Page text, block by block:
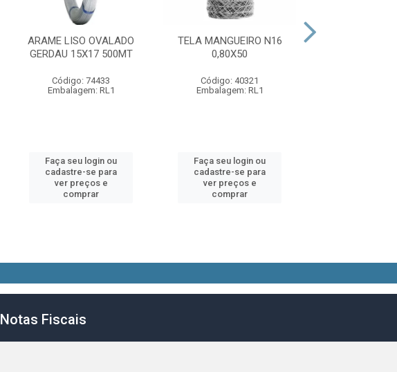
ARAME LISO OVALADO
GERDAU 15X17 500MT
Código: 74433
Embalagem: RL1
Faça seu login ou
cadastre-se para
ver preços e
comprar
TELA MANGUEIRO N16
0,80X50
Código: 40321
Embalagem: RL1
Faça seu login ou
cadastre-se para
ver preços e
comprar
Notas Fiscais